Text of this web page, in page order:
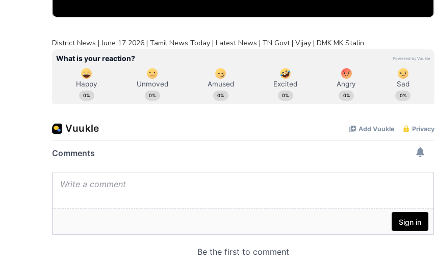
District News | June 17 2026 | Tamil News Today | Latest News | TN Govt | Vijay | DMK MK Stalin